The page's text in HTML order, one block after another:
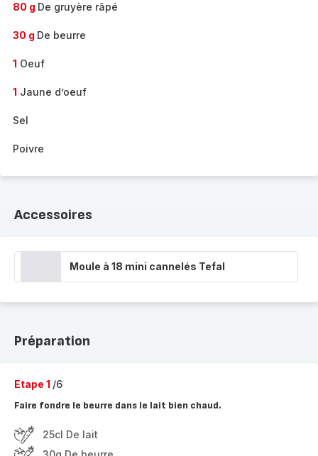
80 g De gruyère râpé
30 g De beurre
1 Oeuf
1 Jaune d’oeuf
Sel
Poivre
Accessoires
Moule à 18 mini cannelés Tefal
Préparation
Etape 1 /6
Faire fondre le beurre dans le lait bien chaud.
25cl De lait